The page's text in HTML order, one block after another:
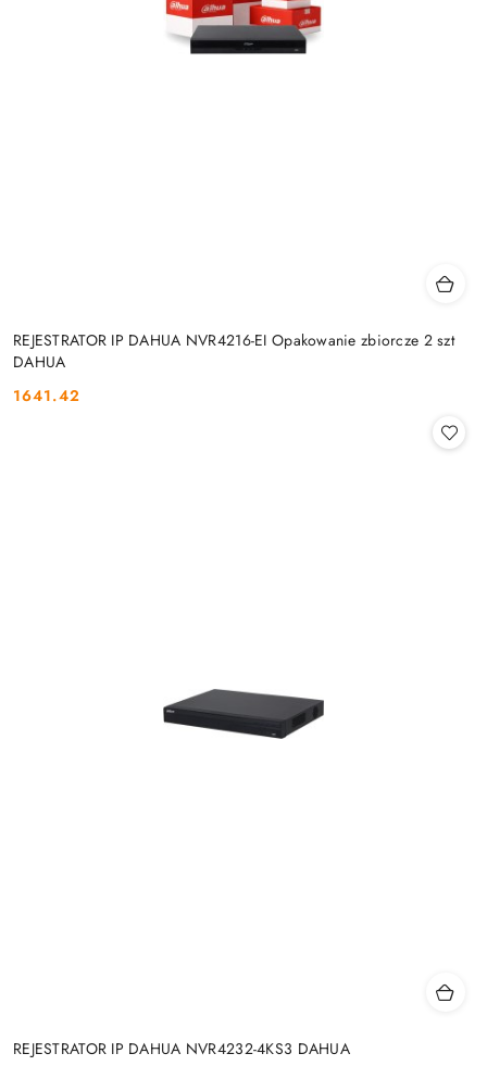
REJESTRATOR IP DAHUA NVR4216-EI Opakowanie zbiorcze 2 szt
DAHUA
Cena:
1641.42
REJESTRATOR IP DAHUA NVR4232-4KS3 DAHUA